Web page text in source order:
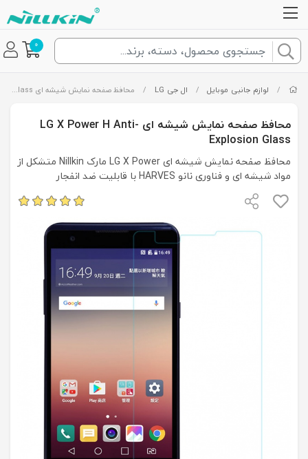
0
/ لوازم جانبی موبایل / ال جی LG / محافظ صفحه نمایش شیشه ای LG X Power H Anti-Explosion Glass
محافظ صفحه نمایش شیشه ای LG X Power H Anti-
Explosion Glass
محافظ صفحه نمایش شیشه ای LG X Power مارک Nillkin متشکل از
مواد شیشه ای و فناوری نانو HARVES با قابلیت ضد انفجار